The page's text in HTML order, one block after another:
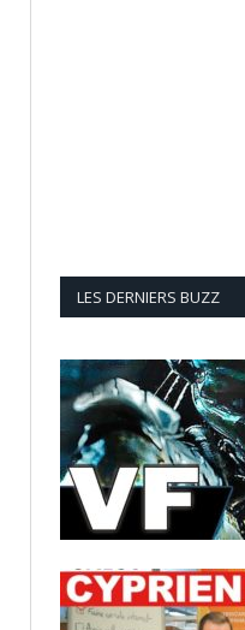
LES DERNIERS BUZZ